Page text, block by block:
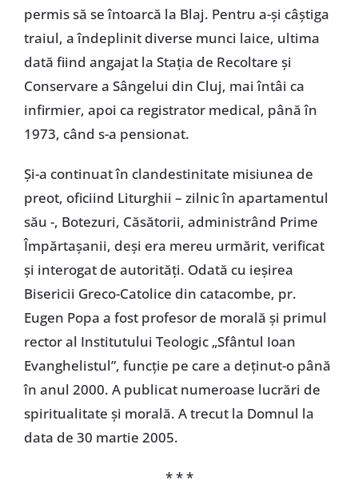
permis să se întoarcă la Blaj. Pentru a-şi câştiga
traiul, a îndeplinit diverse munci laice, ultima
dată fiind angajat la Staţia de Recoltare şi
Conservare a Sângelui din Cluj, mai întâi ca
infirmier, apoi ca registrator medical, până în
1973, când s-a pensionat.
Şi-a continuat în clandestinitate misiunea de
preot, oficiind Liturghii – zilnic în apartamentul
său -, Botezuri, Căsătorii, administrând Prime
Împărtaşanii, deşi era mereu urmărit, verificat
şi interogat de autorităţi. Odată cu ieşirea
Bisericii Greco-Catolice din catacombe, pr.
Eugen Popa a fost profesor de morală şi primul
rector al Institutului Teologic „Sfântul Ioan
Evanghelistul”, funcţie pe care a deţinut-o până
în anul 2000. A publicat numeroase lucrări de
spiritualitate şi morală. A trecut la Domnul la
data de 30 martie 2005.
* * *